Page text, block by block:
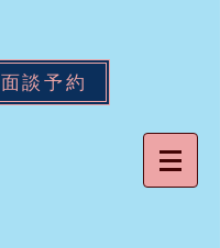
面談予約